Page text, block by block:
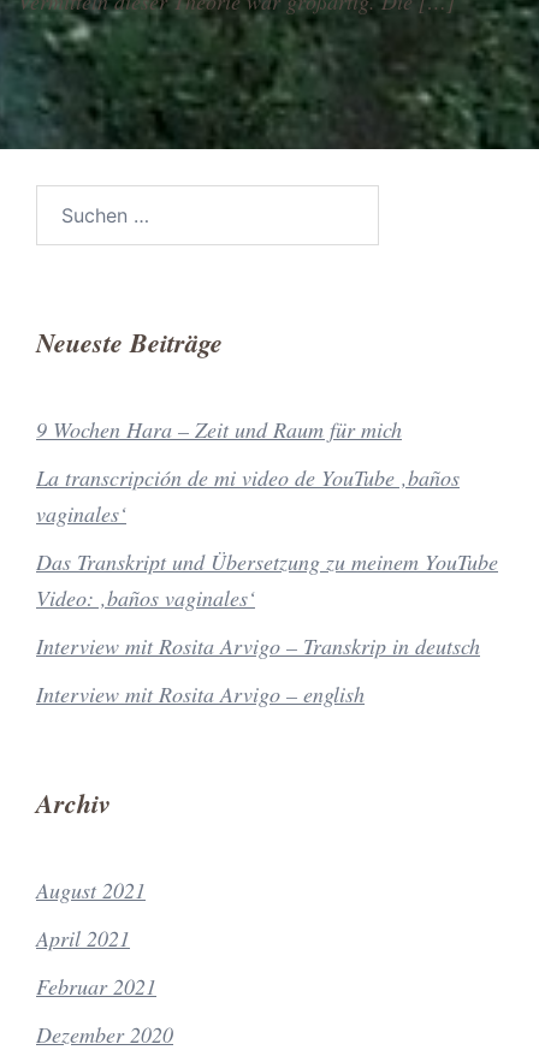
Neueste Beiträge
9 Wochen Hara – Zeit und Raum für mich
La transcripción de mi video de YouTube ‚baños
vaginales‘
Das Transkript und Übersetzung zu meinem YouTube
Video: ‚baños vaginales‘
Interview mit Rosita Arvigo – Transkrip in deutsch
Interview mit Rosita Arvigo – english
Archiv
August 2021
April 2021
Februar 2021
Dezember 2020